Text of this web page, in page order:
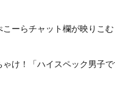
ーらチャット欄が映りこ
け！「ハイスペック男子